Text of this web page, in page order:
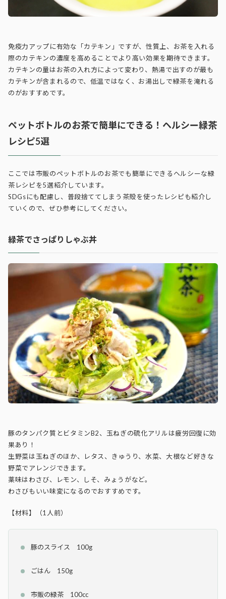
免疫力アップに有効な「カテキン」ですが、性質上、お茶を入れる
際のカテキンの濃度を高めることでより高い効果を期待できます。
カテキンの量はお茶の入れ方によって変わり、熱湯で出すのが最も
カテキンが含まれるので、低温ではなく、お湯出しで緑茶を淹れる
のがおすすめです。
ペットボトルのお茶で簡単にできる！ヘルシー緑茶
レシピ5選
ここでは市販のペットボトルのお茶でも簡単にできるヘルシーな緑
茶レシピを5選紹介しています。
SDGsにも配慮し、普段捨ててしまう茶殻を使ったレシピも紹介し
ていくので、ぜひ参考にしてください。
緑茶でさっぱりしゃぶ丼
豚のタンパク質とビタミンB2、玉ねぎの硫化アリルは疲労回復に効
果あり！
生野菜は玉ねぎのほか、レタス、きゅうり、水菜、大根など好きな
野菜でアレンジできます。
薬味はわさび、レモン、しそ、みょうがなど。
わさびもいい味変になるのでおすすめです。
【材料】（1人前）
豚のスライス 100g
ごはん 150g
市販の緑茶 100cc